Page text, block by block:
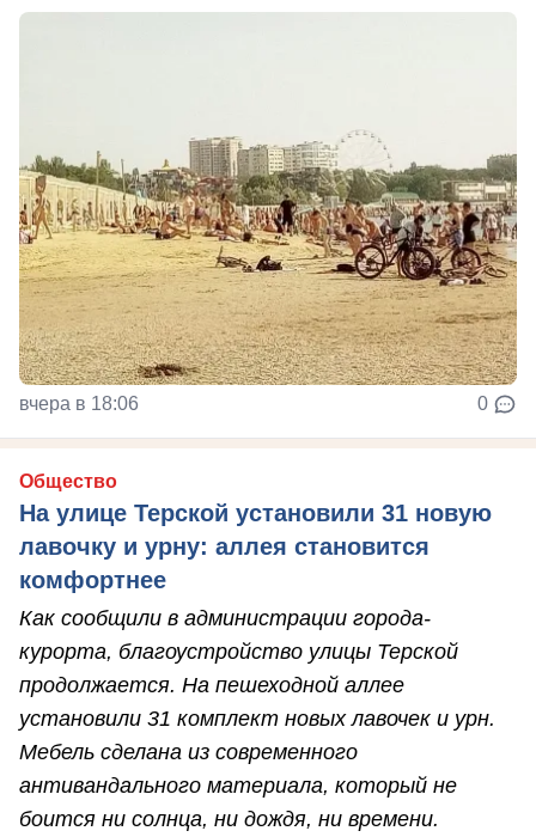
вчера в 18:06 0
Общество
На улице Терской установили 31 новую
лавочку и урну: аллея становится
комфортнее
Как сообщили в администрации города-
курорта, благоустройство улицы Терской
продолжается. На пешеходной аллее
установили 31 комплект новых лавочек и урн.
Мебель сделана из современного
антивандального материала, который не
боится ни солнца, ни дождя, ни времени.